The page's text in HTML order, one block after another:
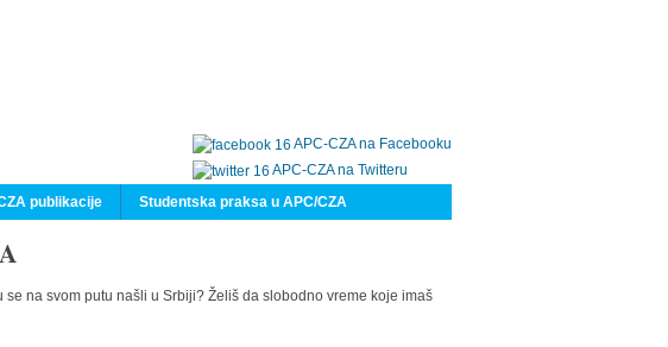
APC-CZA na Facebooku
APC-CZA na Twitteru
publikacije Studentska praksa u APC/CZA
na svom putu našli u Srbiji? Želiš da slobodno vreme koje imaš